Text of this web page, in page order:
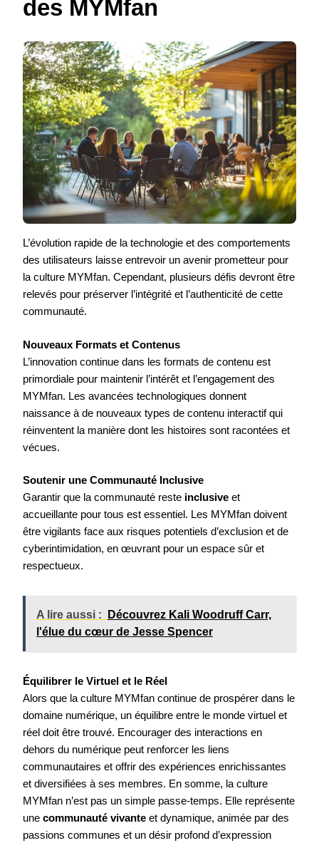
des MYMfan
L’évolution rapide de la technologie et des comportements
des utilisateurs laisse entrevoir un avenir prometteur pour
la culture MYMfan. Cependant, plusieurs défis devront être
relevés pour préserver l’intégrité et l’authenticité de cette
communauté.
Nouveaux Formats et Contenus
L’innovation continue dans les formats de contenu est
primordiale pour maintenir l’intérêt et l’engagement des
MYMfan. Les avancées technologiques donnent
naissance à de nouveaux types de contenu interactif qui
réinventent la manière dont les histoires sont racontées et
vécues.
Soutenir une Communauté Inclusive
Garantir que la communauté reste inclusive et
accueillante pour tous est essentiel. Les MYMfan doivent
être vigilants face aux risques potentiels d’exclusion et de
cyberintimidation, en œuvrant pour un espace sûr et
respectueux.
A lire aussi :
Découvrez Kali Woodruff Carr,
l'élue du cœur de Jesse Spencer
Équilibrer le Virtuel et le Réel
Alors que la culture MYMfan continue de prospérer dans le
domaine numérique, un équilibre entre le monde virtuel et
réel doit être trouvé. Encourager des interactions en
dehors du numérique peut renforcer les liens
communautaires et offrir des expériences enrichissantes
et diversifiées à ses membres. En somme, la culture
MYMfan n’est pas un simple passe-temps. Elle représente
une communauté vivante et dynamique, animée par des
passions communes et un désir profond d’expression